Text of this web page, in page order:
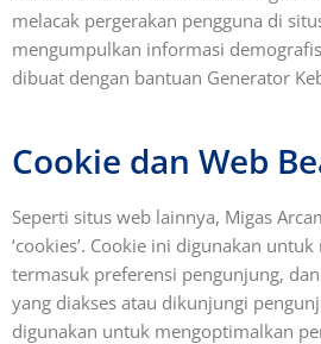
melacak pergerakan pengguna di
mengumpulkan informasi
dibuat dengan bantuan Generator
Cookie dan Web
Seperti situs web lainnya, Migas
‘cookies’. Cookie ini digunakan
termasuk preferensi pengunjung,
yang diakses atau dikunjungi
digunakan untuk mengoptimalkan